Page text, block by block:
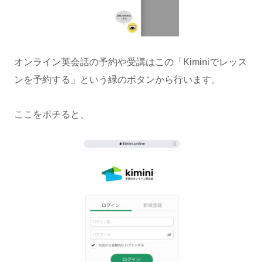
オンライン英会話の予約や受講はこの「Kiminiでレッス
ンを予約する」という緑のボタンから行います。
ここをポチると、